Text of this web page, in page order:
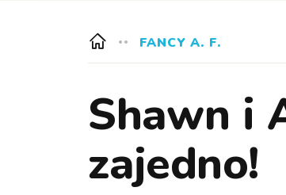
FANCY A. F.
Shawn i
zajedno!